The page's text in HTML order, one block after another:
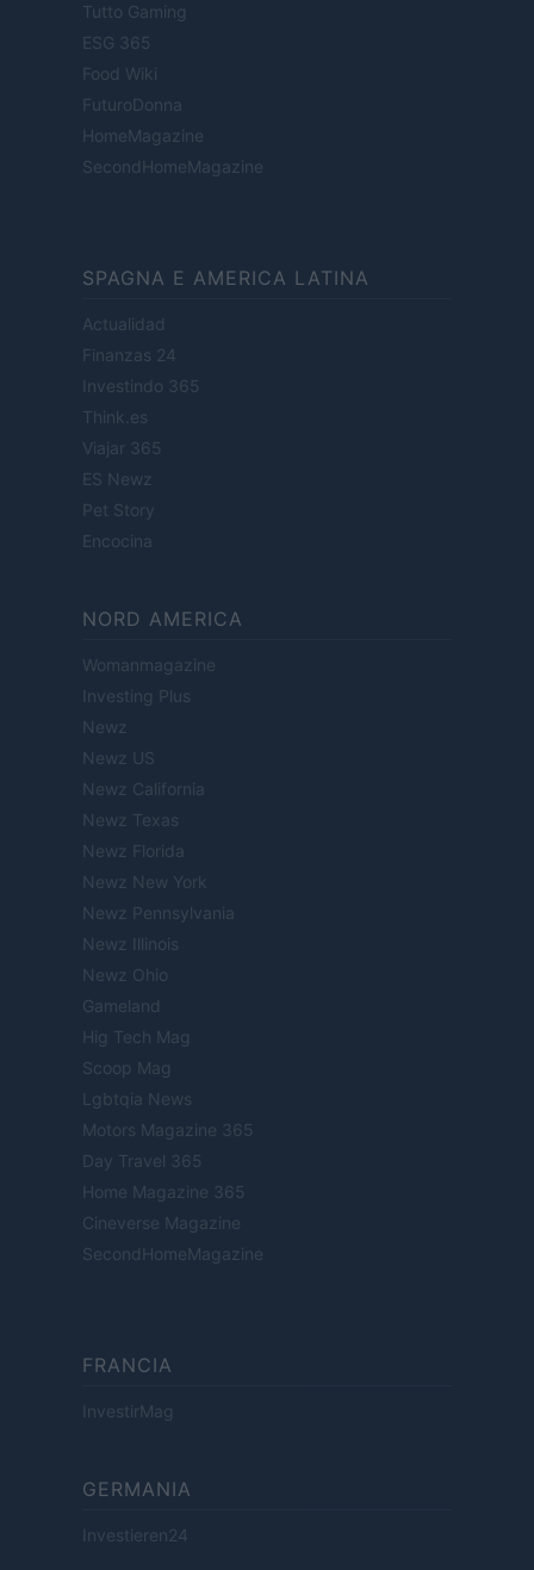
Tutto Gaming
ESG 365
Food Wiki
FuturoDonna
HomeMagazine
SecondHomeMagazine
SPAGNA E AMERICA LATINA
Actualidad
Finanzas 24
Investindo 365
Think.es
Viajar 365
ES Newz
Pet Story
Encocina
NORD AMERICA
Womanmagazine
Investing Plus
Newz
Newz US
Newz California
Newz Texas
Newz Florida
Newz New York
Newz Pennsylvania
Newz Illinois
Newz Ohio
Gameland
Hig Tech Mag
Scoop Mag
Lgbtqia News
Motors Magazine 365
Day Travel 365
Home Magazine 365
Cineverse Magazine
SecondHomeMagazine
FRANCIA
InvestirMag
GERMANIA
Investieren24